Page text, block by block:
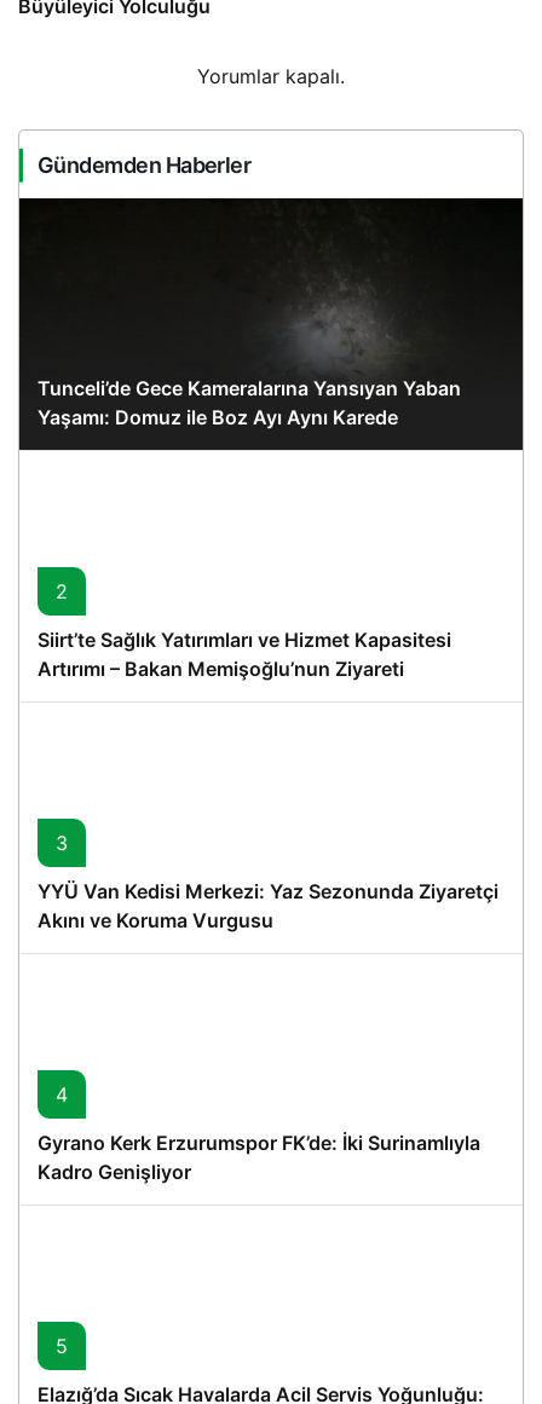
Büyüleyici Yolculuğu
Yorumlar kapalı.
Gündemden Haberler
Tunceli’de Gece Kameralarına Yansıyan Yaban
Yaşamı: Domuz ile Boz Ayı Aynı Karede
2
Siirt’te Sağlık Yatırımları ve Hizmet Kapasitesi
Artırımı – Bakan Memişoğlu’nun Ziyareti
3
YYÜ Van Kedisi Merkezi: Yaz Sezonunda Ziyaretçi
Akını ve Koruma Vurgusu
4
Gyrano Kerk Erzurumspor FK’de: İki Surinamlıyla
Kadro Genişliyor
5
Elazığ’da Sıcak Havalarda Acil Servis Yoğunluğu: